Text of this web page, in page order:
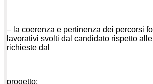
– la coerenza e pertinenza dei percorsi
lavorativi svolti dal candidato rispetto
richieste dal
progetto;